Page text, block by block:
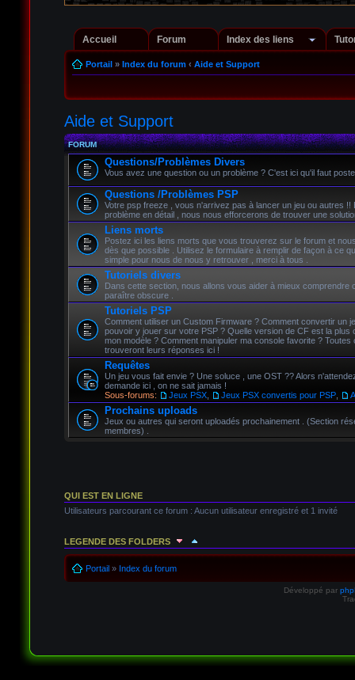
Accueil Forum Index des liens
Portail» Index du forum ‹ Aide et Support
Aide et Support
FORUM
Questions/Problèmes Divers
Vous avez une question ou un problème ? C'est ici qu'il faut
Questions /Problèmes PSP
Votre psp freeze , vous n'arrivez pas à lancer un jeu ou autres !!
problème en détail , nous nous efforcerons de trouver une
Liens morts
Postez ici les liens morts que vous trouverez sur le forum et
dès que possible . Utilisez le formulaire à remplir de façon à ce
simple pour nous de nous y retrouver , merci à tous .
Tutoriels divers
Dans cette section, nous allons vous aider à mieux comprendre
paraître obscure .
Tutoriels PSP
Comment utiliser un Custom Firmware ? Comment convertir un
pouvoir y jouer sur votre PSP ? Quelle version de CF est la plus
mon modèle ? Comment manipuler ma console favorite ? Toutes
trouveront leurs réponses ici !
Requêtes
Un jeu vous fait envie ? Une soluce , une OST ?? Alors
demande ici , on ne sait jamais !
Sous-forums:
Jeux PSX, Jeux PSX convertis pour PSP,
Prochains uploads
Jeux ou autres qui seront uploadés prochainement . (Section
membres) .
QUI EST EN LIGNE
Utilisateurs parcourant ce forum : Aucun utilisateur enregistré et 1 invité
LEGENDE DES FOLDERS
Sujet lu fermé dans
Sujet populaire non lu Sujet non lu fermé Sujet non lu
Portail» Index du forum
Développé par